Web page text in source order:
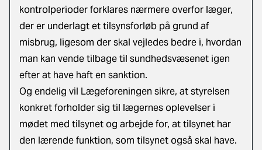
kontrolperioder forklares nærmere overfor læger,
der er underlagt et tilsynsforløb på grund af
misbrug, ligesom der skal vejledes bedre i, hvordan
man kan vende tilbage til sundhedsvæsenet igen
efter at have haft en sanktion.
Og endelig vil Lægeforeningen sikre, at styrelsen
konkret forholder sig til lægernes oplevelser i
mødet med tilsynet og arbejde for, at tilsynet har
den lærende funktion, som tilsynet også skal have.